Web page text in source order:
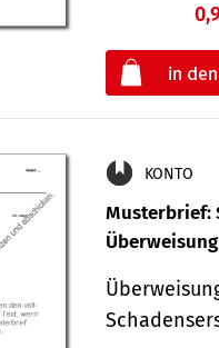
KONTO
Musterbrief:
Überweisung